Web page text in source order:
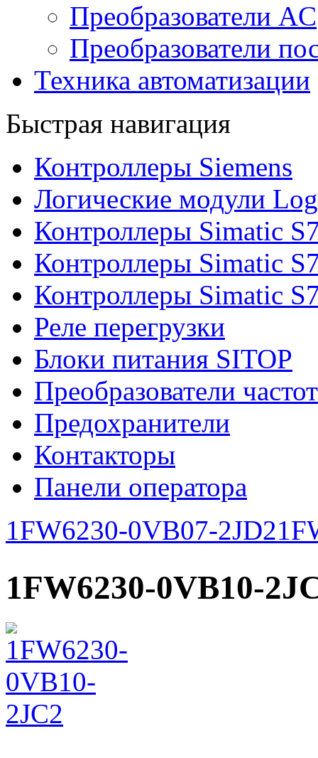
Преобразователи AC
Преобразователи
Техника автоматизации
Быстрая навигация
Контроллеры Siemens
Логические модули
Контроллеры Simatic
Контроллеры Simatic
Контроллеры Simatic
Реле перегрузки
Блоки питания SITOP
Преобразователи
Предохранители
Контакторы
Панели оператора
1FW6230-0VB07-2JD2
1FW6230-0VB10-